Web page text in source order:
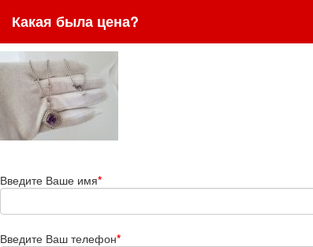
Какая была цена?
Введите Ваше имя*
Введите Ваш телефон*